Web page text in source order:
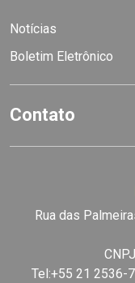
Notícias
Boletim Eletrônico
Contato
Rua das
Tel:+55 21 2536-